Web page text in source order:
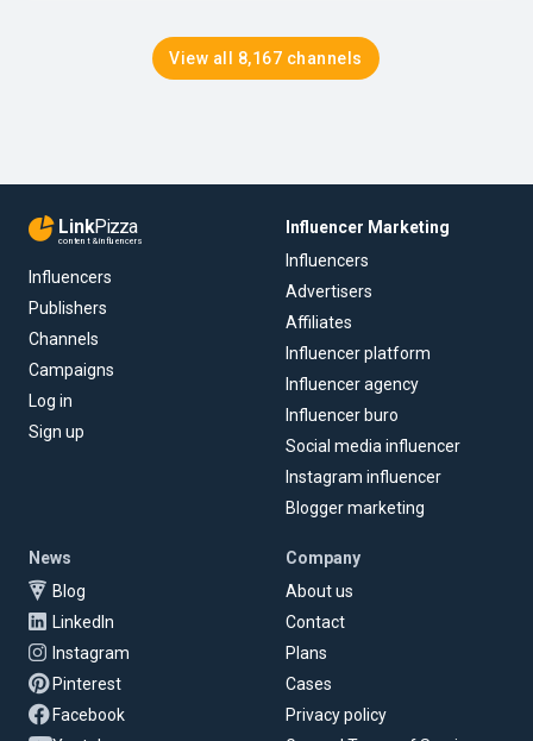
View all 8,167 channels
LinkPizza
content & influencers
Influencers
Publishers
Channels
Campaigns
Log in
Sign up
Influencer Marketing
Influencers
Advertisers
Affiliates
Influencer platform
Influencer agency
Influencer buro
Social media influencer
Instagram influencer
Blogger marketing
News
Blog
LinkedIn
Instagram
Pinterest
Facebook
Company
About us
Contact
Plans
Cases
Privacy policy